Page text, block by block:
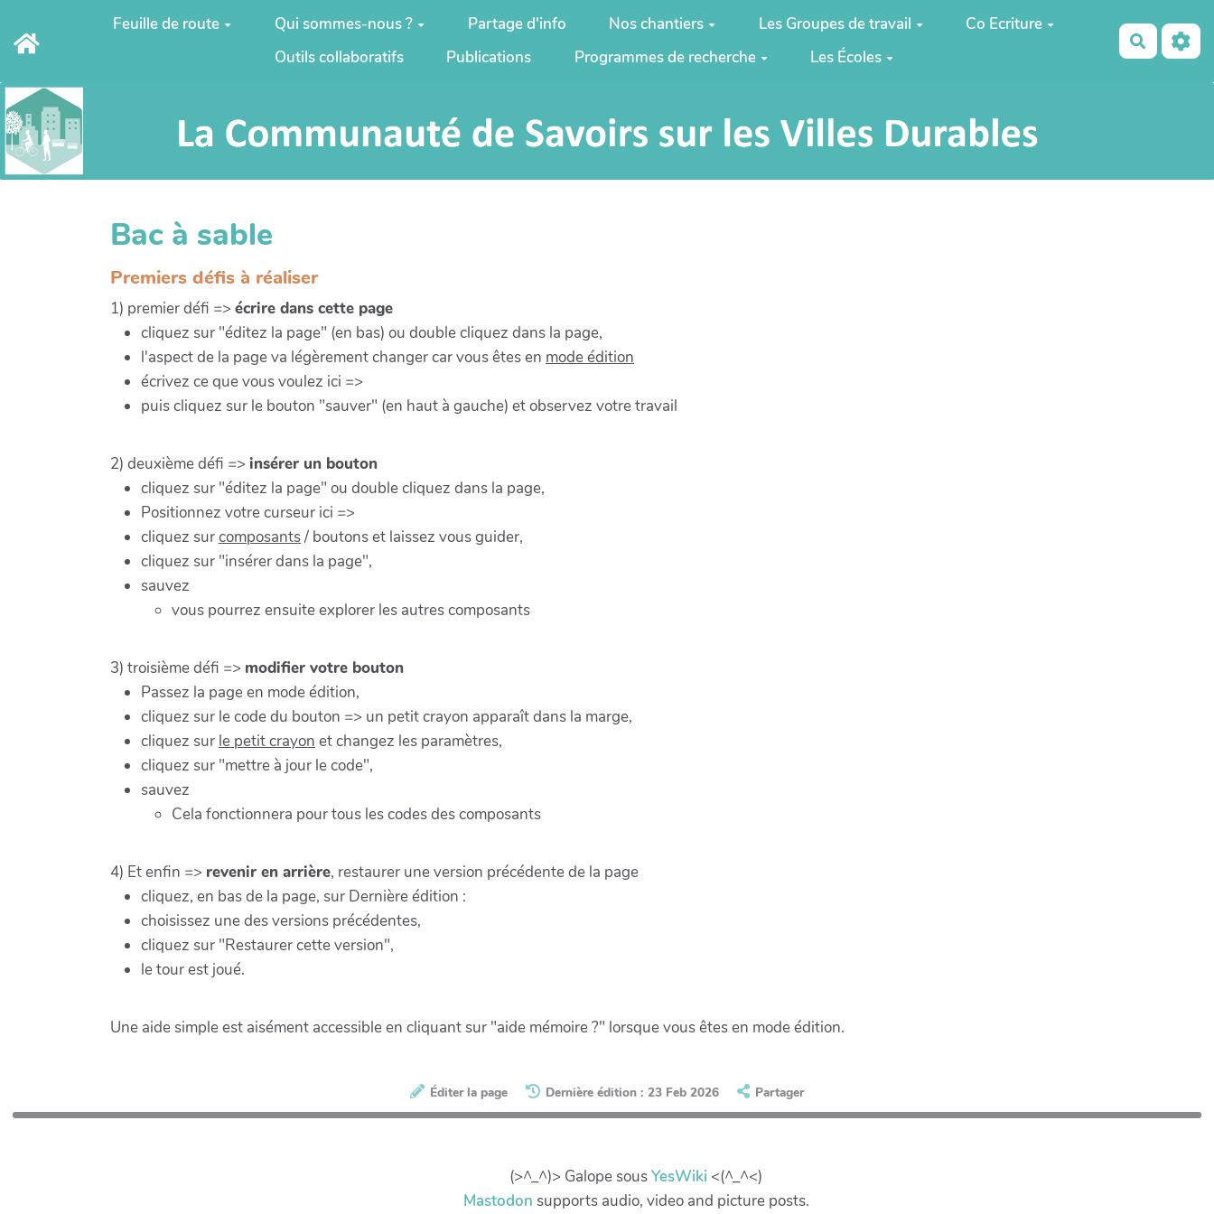
Aller au contenu principal
Feuille de route Qui sommes-nous ? Partage d'info Nos chantiers Les Groupes de travail
Co Ecriture
Outils collaboratifs
Publications Programmes de recherche Les Écoles
Bac à sable
Premiers défis à réaliser
1) premier défi => écrire dans cette page
cliquez sur "éditez la page" (en bas) ou double cliquez dans la page,
l'aspect de la page va légèrement changer car vous êtes en mode édition
écrivez ce que vous voulez ici =>
puis cliquez sur le bouton "sauver" (en haut à gauche) et observez votre travail
2) deuxième défi => insérer un bouton
cliquez sur "éditez la page" ou double cliquez dans la page,
Positionnez votre curseur ici =>
cliquez surcomposants/ boutons et laissez vous guider,
cliquez sur "insérer dans la page",
sauvez
vous pourrez ensuite explorer les autres composants
3) troisième défi => modifier votre bouton
Passez la page en mode édition,
cliquez sur le code du bouton => un petit crayon apparaît dans la marge,
cliquez sur le petit crayon et changez les paramètres,
cliquez sur "mettre à jour le code",
sauvez
Cela fonctionnera pour tous les codes des composants
4) Et enfin => revenir en arrière, restaurer une version précédente de la page
cliquez, en bas de la page, sur Dernière édition :
choisissez une des versions précédentes,
cliquez sur "Restaurer cette version",
le tour est joué.
Une aide simple est aisément accessible en cliquant sur "aide mémoire ?" lorsque vous êtes en mode édition.
Éditer la page Dernière édition : 23 Feb 2026 Partager
(>^_^)> Galope sousYesWiki <(^_^<)
Mastodon supports audio, video and picture posts.